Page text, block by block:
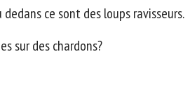
ce sont des loups ravisseurs.
sur des chardons?